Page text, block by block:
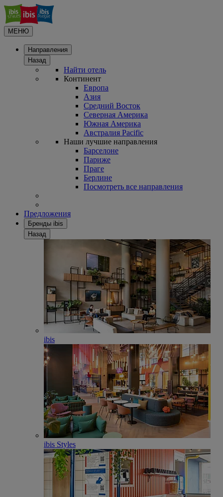
МЕНЮ
Направления
Назад
Найти отель
Континент
Европа
Азия
Средний Восток
Северная Америка
Южная Америка
Австралия Pacific
Наши лучшие направления
Барселоне
Париже
Праге
Берлине
Посмотреть все направления
Предложения
Бренды ibis
Назад
ibis
ibis Styles